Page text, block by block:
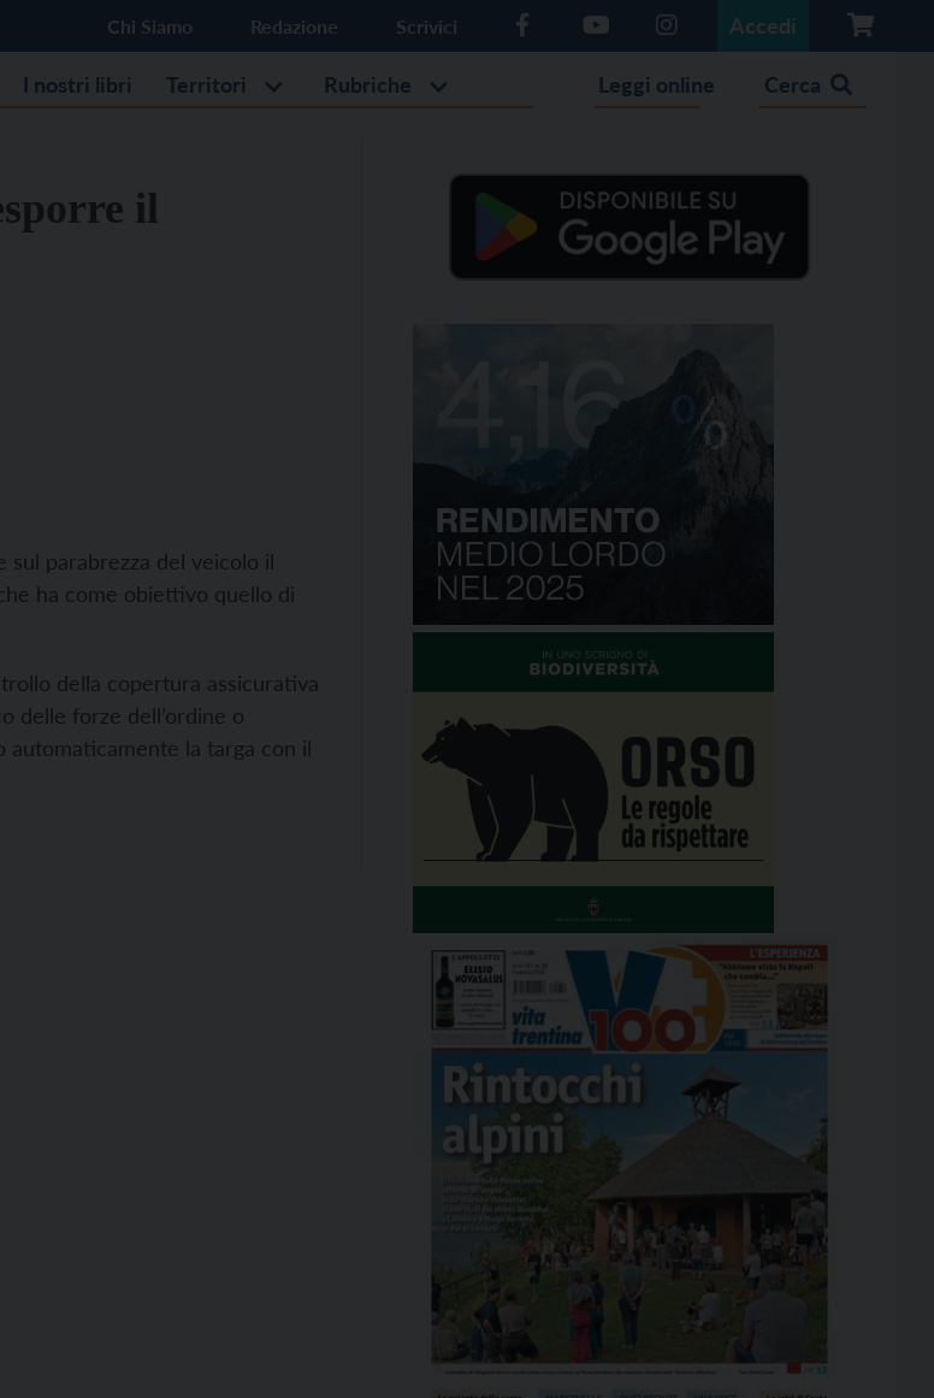
Chi Siamo Redazione Scrivici Accedi
I nostri libri Territori Rubriche Leggi online Cerca
il
parabrezza del veicolo il
ha come obiettivo quello di
della copertura assicurativa
delle forze dell’ordine o
automaticamente la targa con il